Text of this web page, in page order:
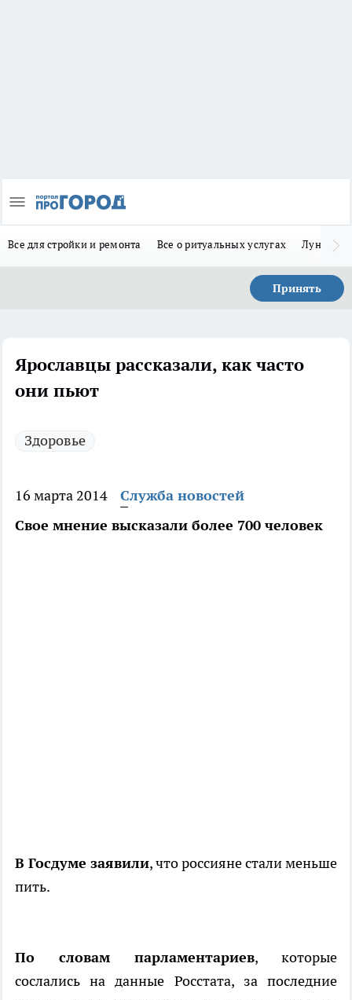
Все для стройки и ремонта Все о ритуальных услугах Лунно-
Принять
Ярославцы рассказали, как часто
они пьют
Здоровье
16 марта 2014
Служба новостей
Свое мнение высказали более 700 человек
В Госдуме заявили, что россияне стали меньше
пить.
По словам парламентариев, которые
сослались на данные Росстата, за последние